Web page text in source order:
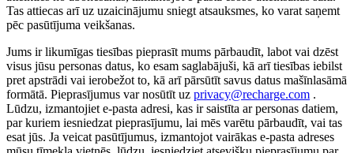
Tas attiecas arī uz uzaicinājumu sniegt atsauksmes, ko varat saņemt
pēc pasūtījuma veikšanas.
Jums ir likumīgas tiesības pieprasīt mums pārbaudīt, labot vai dzēst
visus jūsu personas datus, ko esam saglabājuši, kā arī tiesības iebilst
pret apstrādi vai ierobežot to, kā arī pārsūtīt savus datus mašīnlasāmā
formātā. Pieprasījumus var nosūtīt uz privacy@recharge.com .
Lūdzu, izmantojiet e-pasta adresi, kas ir saistīta ar personas datiem,
par kuriem iesniedzat pieprasījumu, lai mēs varētu pārbaudīt, vai tas
esat jūs. Ja veicat pasūtījumus, izmantojot vairākas e-pasta adreses